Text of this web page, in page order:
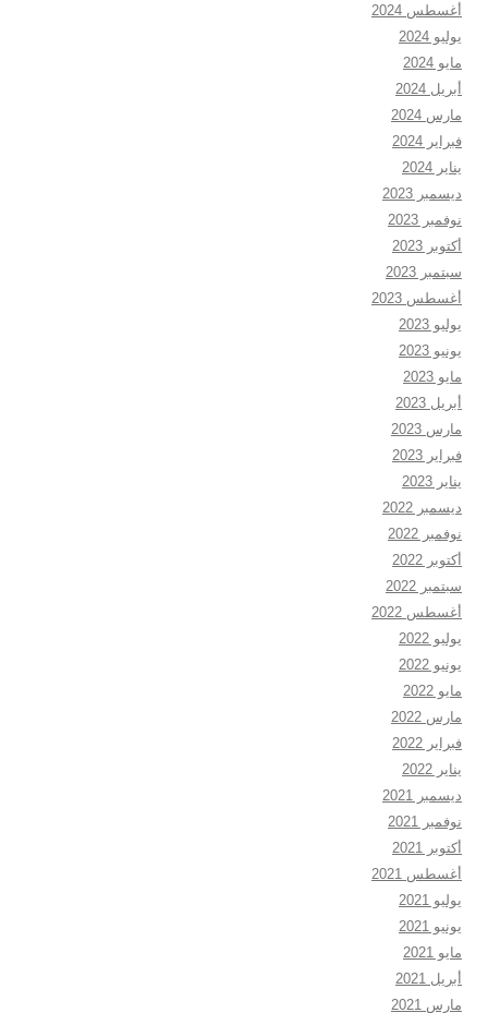
أغسطس 2024
يوليو 2024
مايو 2024
أبريل 2024
مارس 2024
فبراير 2024
يناير 2024
ديسمبر 2023
نوفمبر 2023
أكتوبر 2023
سبتمبر 2023
أغسطس 2023
يوليو 2023
يونيو 2023
مايو 2023
أبريل 2023
مارس 2023
فبراير 2023
يناير 2023
ديسمبر 2022
نوفمبر 2022
أكتوبر 2022
سبتمبر 2022
أغسطس 2022
يوليو 2022
يونيو 2022
مايو 2022
مارس 2022
فبراير 2022
يناير 2022
ديسمبر 2021
نوفمبر 2021
أكتوبر 2021
أغسطس 2021
يوليو 2021
يونيو 2021
مايو 2021
أبريل 2021
مارس 2021